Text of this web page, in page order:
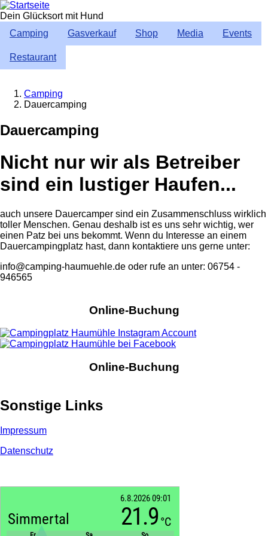
Direkt
zum
Dein Glücksort mit Hund
Camping
Gasverkauf Shop Media Events
Restaurant
Breadcrumb
Camping
Dauercamping
Dauercamping
Nicht nur wir als Betreiber
sind ein lustiger Haufen...
auch unsere Dauercamper sind ein Zusammenschluss wirklich
toller Menschen. Genau deshalb ist es uns sehr wichtig, wer
einen Patz bei uns bekommt. Wenn du Interesse an einem
Dauercampingplatz hast, dann kontaktiere uns gerne unter:
info@camping-haumuehle.de oder rufe an unter: 06754 -
946565
Online-Buchung
Online-Buchung
Sonstige Links
Impressum
Datenschutz